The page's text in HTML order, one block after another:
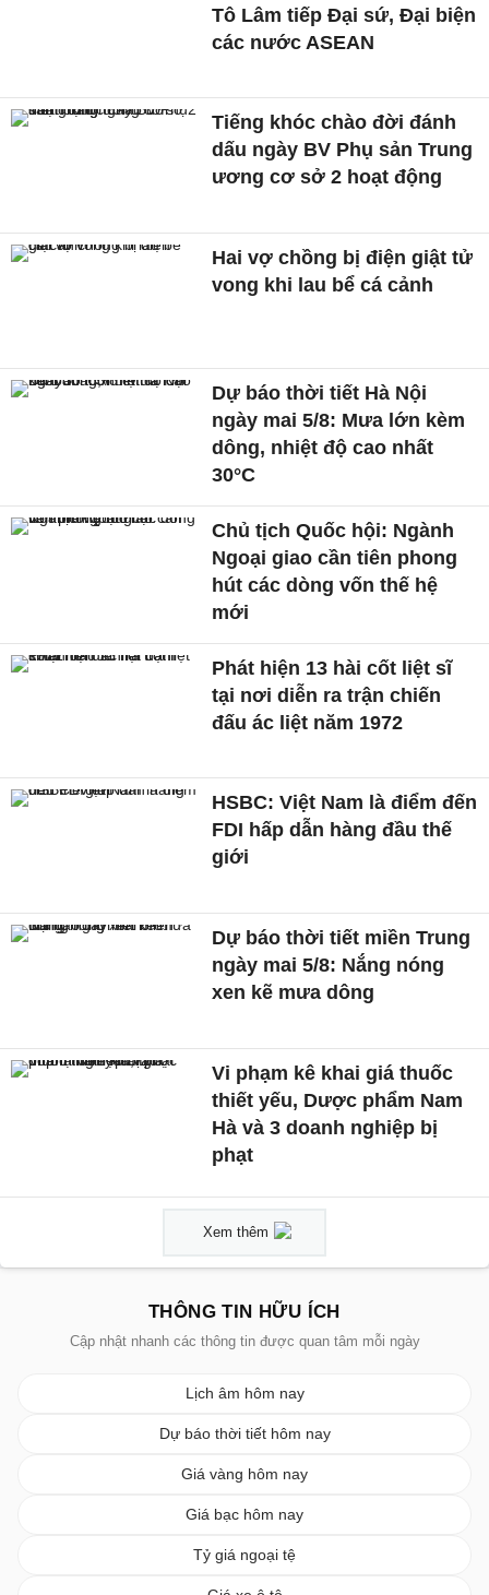
Tô Lâm tiếp Đại sứ, Đại biện
các nước ASEAN
Tiếng khóc chào đời đánh
dấu ngày BV Phụ sản Trung
ương cơ sở 2 hoạt động
Hai vợ chồng bị điện giật tử
vong khi lau bể cá cảnh
Dự báo thời tiết Hà Nội
ngày mai 5/8: Mưa lớn kèm
dông, nhiệt độ cao nhất
30°C
Chủ tịch Quốc hội: Ngành
Ngoại giao cần tiên phong
hút các dòng vốn thế hệ
mới
Phát hiện 13 hài cốt liệt sĩ
tại nơi diễn ra trận chiến
đấu ác liệt năm 1972
HSBC: Việt Nam là điểm đến
FDI hấp dẫn hàng đầu thế
giới
Dự báo thời tiết miền Trung
ngày mai 5/8: Nắng nóng
xen kẽ mưa dông
Vi phạm kê khai giá thuốc
thiết yếu, Dược phẩm Nam
Hà và 3 doanh nghiệp bị
phạt
Xem thêm
THÔNG TIN HỮU ÍCH
Cập nhật nhanh các thông tin được quan tâm mỗi ngày
Lịch âm hôm nay
Dự báo thời tiết hôm nay
Giá vàng hôm nay
Giá bạc hôm nay
Tỷ giá ngoại tệ